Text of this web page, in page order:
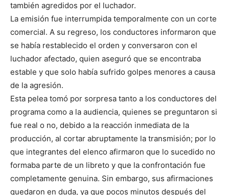
también agredidos por el luchador.
La emisión fue interrumpida temporalmente con un corte
comercial. A su regreso, los conductores informaron que
se había restablecido el orden y conversaron con el
luchador afectado, quien aseguró que se encontraba
estable y que solo había sufrido golpes menores a causa
de la agresión.
Esta pelea tomó por sorpresa tanto a los conductores del
programa como a la audiencia, quienes se preguntaron si
fue real o no, debido a la reacción inmediata de la
producción, al cortar abruptamente la transmisión; por lo
que integrantes del elenco afirmaron que lo sucedido no
formaba parte de un libreto y que la confrontación fue
completamente genuina. Sin embargo, sus afirmaciones
quedaron en duda, ya que pocos minutos después del